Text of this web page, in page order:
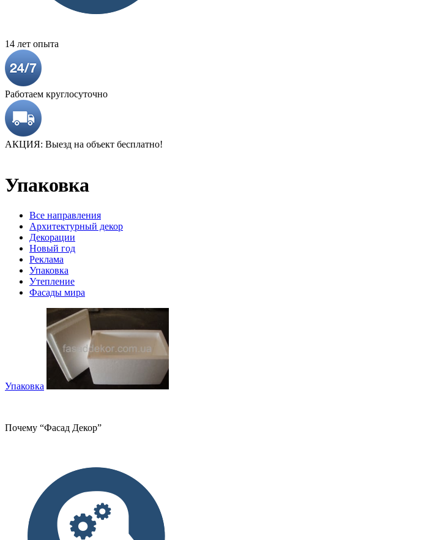
14 лет опыта
Работаем круглосуточно
АКЦИЯ: Выезд на объект бесплатно!
Упаковка
Все направления
Архитектурный декор
Декорации
Новый год
Реклама
Упаковка
Утепление
Фасады мира
Упаковка
Почему “Фасад Декор”